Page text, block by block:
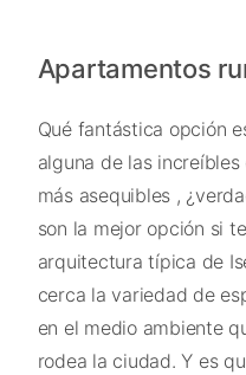
Apartamentos
Qué fantástica opción
alguna de las
más asequibles ,
son la mejor opción si
arquitectura típica de
cerca la variedad de
en el medio ambiente
rodea la ciudad. Y es